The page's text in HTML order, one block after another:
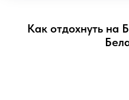
Как отдохнуть на